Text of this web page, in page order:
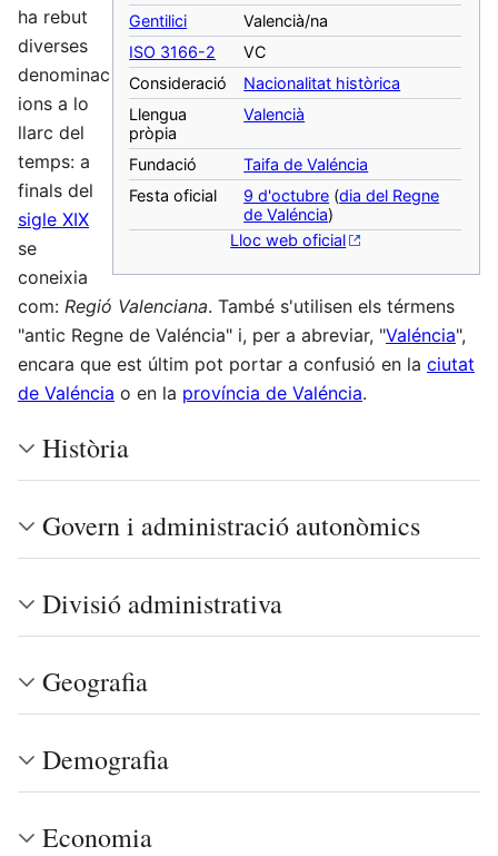
Gentilici
Valencià/na
ISO 3166-2
VC
Consideració
Nacionalitat històrica
Llengua
pròpia
Valencià
Fundació
Taifa de Valéncia
Festa oficial
9 d'octubre (dia del Regne
de Valéncia)
Lloc web oficial
ha rebut
diverses
denominac
ions a lo
llarc del
temps: a
finals del
sigle XIX
se
coneixia
com: Regió Valenciana. També s'utilisen els térmens
"antic Regne de Valéncia" i, per a abreviar, "Valéncia",
encara que est últim pot portar a confusió en la ciutat
de Valéncia o en la província de Valéncia.
Història
Govern i administració autonòmics
Divisió administrativa
Geografia
Demografia
Economia